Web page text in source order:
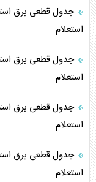
استعلام
استعلام
استعلام
استعلام